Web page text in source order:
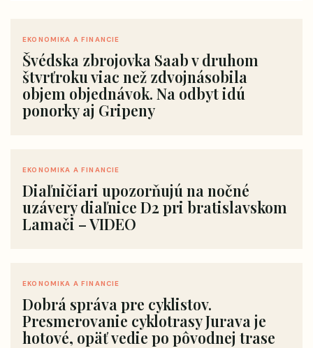
EKONOMIKA A FINANCIE
Švédska zbrojovka Saab v druhom
štvrťroku viac než zdvojnásobila
objem objednávok. Na odbyt idú
ponorky aj Gripeny
EKONOMIKA A FINANCIE
Diaľničiari upozorňujú na nočné
uzávery diaľnice D2 pri bratislavskom
Lamači – VIDEO
EKONOMIKA A FINANCIE
Dobrá správa pre cyklistov.
Presmerovanie cyklotrasy Jurava je
hotové, opäť vedie po pôvodnej trase